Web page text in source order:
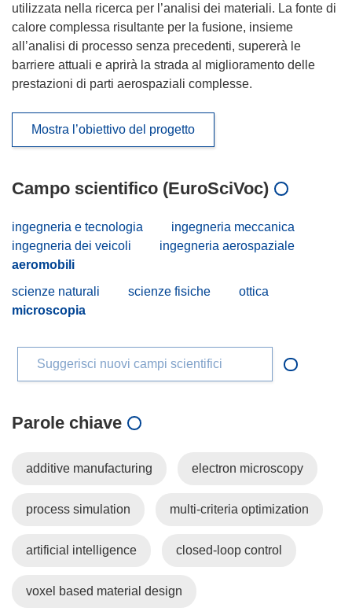
utilizzata nella ricerca per l’analisi dei materiali. La fonte di
calore complessa risultante per la fusione, insieme
all’analisi di processo senza precedenti, supererà le
barriere attuali e aprirà la strada al miglioramento delle
prestazioni di parti aerospaziali complesse.
Mostra l’obiettivo del progetto
Campo scientifico (EuroSciVoc)
ingegneria e tecnologia
ingegneria meccanica
ingegneria dei veicoli
ingegneria aerospaziale
aeromobili
scienze naturali
scienze fisiche
ottica
microscopia
Suggerisci nuovi campi scientifici
Parole chiave
additive manufacturing electron microscopy
process simulation multi-criteria optimization
artificial intelligence closed-loop control
voxel based material design